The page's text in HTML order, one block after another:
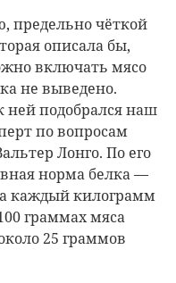
предельно чёткой
описала бы,
включать мясо
не выведено.
ней подобрался наш
по вопросам
Лонго. По его
норма белка —
каждый килограмм
граммах мяса
25 граммов